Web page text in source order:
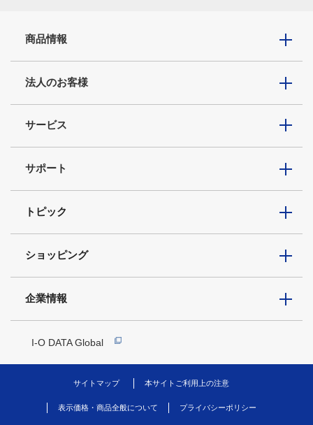
商品情報
法人のお客様
サービス
サポート
トピック
ショッピング
企業情報
I-O DATA Global
サイトマップ 本サイトご利用上の注意
表示価格・商品全般について プライバシーポリシー